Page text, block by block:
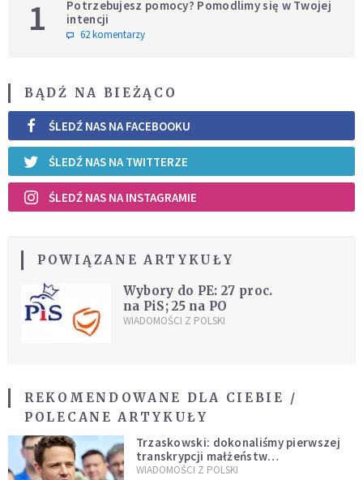
1
Potrzebujesz pomocy? Pomodlimy się w Twojej
intencji
62 komentarzy
BĄDŹ NA BIEŻĄCO
ŚLEDŹ NAS NA FACEBOOKU
ŚLEDŹ NAS NA TWITTERZE
ŚLEDŹ NAS NA INSTAGRAMIE
POWIĄZANE ARTYKUŁY
Wybory do PE: 27 proc.
na PiS; 25 na PO
WIADOMOŚCI Z POLSKI
REKOMENDOWANE DLA CIEBIE /
POLECANE ARTYKUŁY
Trzaskowski: dokonaliśmy pierwszej
transkrypcji małżeństw
jednopłciowych. “Tak jak
WIADOMOŚCI Z POLSKI